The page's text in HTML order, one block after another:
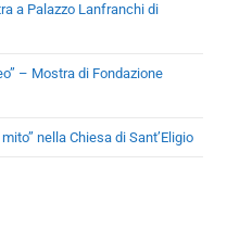
a Palazzo Lanfranchi di
– Mostra di Fondazione
nella Chiesa di Sant’Eligio